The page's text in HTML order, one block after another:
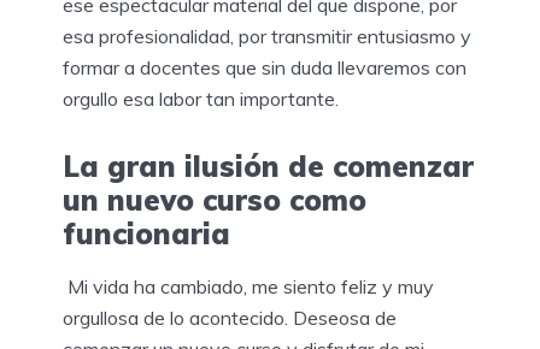
ese espectacular material del que dispone, por
esa profesionalidad, por transmitir entusiasmo y
formar a docentes que sin duda llevaremos con
orgullo esa labor tan importante.
La gran ilusión de comenzar
un nuevo curso como
funcionaria
Mi vida ha cambiado, me siento feliz y muy
orgullosa de lo acontecido. Deseosa de